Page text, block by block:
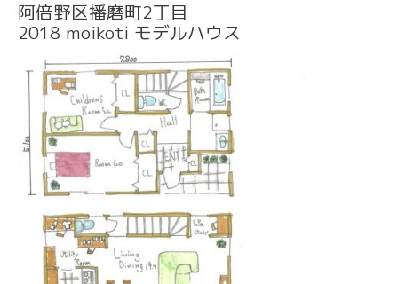
阿倍野区播磨町2丁目
2018 moikoti モデルハウス